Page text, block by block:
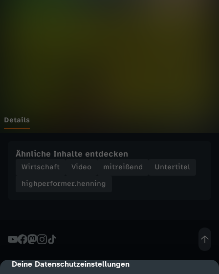
cmp-dialog-description
Deine Datenschutzeinstellungen
r
h
e
n
i
Details
Ähnliche Inhalte entdecken
Wirtschaft Video mitreißend
Untertitel
highperformer.henning